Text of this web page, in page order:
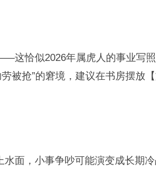
这恰似2026年属虎人的事业写
被抢”的窘境，建议在书房摆放
水面，小事争吵可能演变成长期